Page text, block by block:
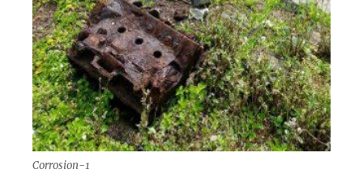
Corrosion-1